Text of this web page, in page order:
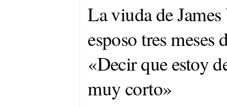
La viuda de
esposo tres meses
«Decir que estoy
muy corto»